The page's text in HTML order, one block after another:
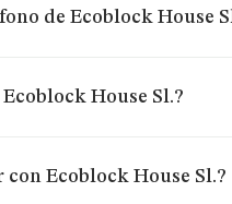
de Ecoblock House
House Sl.?
Ecoblock House Sl.?